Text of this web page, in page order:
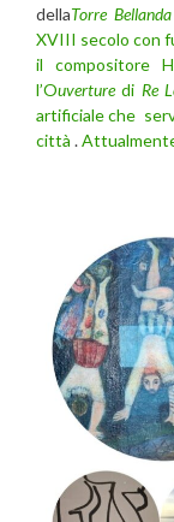
dellaTorre Bellanda
XVIII secolo con
il compositore
l’Ouverturedi Re
artificiale che
città .